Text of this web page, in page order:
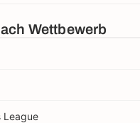
Wettbewerb
League